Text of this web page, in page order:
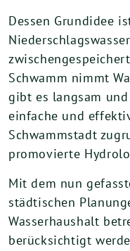
Dessen Grundidee
Schwamm nimmt
gibt es langsam
einfache und
Schwammstadt
promovierte
Mit dem nun
städtischen
Wasserhaushalt
berücksichtigt